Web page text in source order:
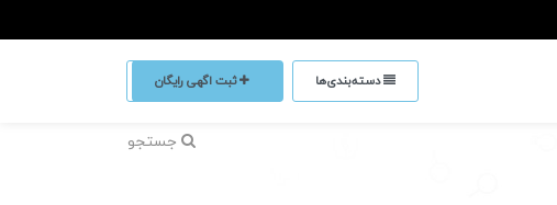
دسته‌بندی‌ها ثبت اگهی رایگان
جستجو